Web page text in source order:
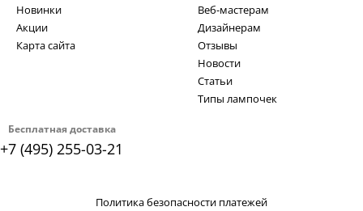
Бесплатная доставка
+7 (495) 255-03-21
Новинки
Акции
Карта сайта
Веб-мастерам
Дизайнерам
Отзывы
Новости
Статьи
Типы лампочек
Политика безопасности платежей